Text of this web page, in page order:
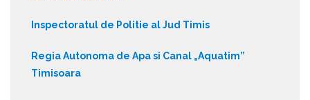
Inspectoratul de Politie al Jud Timis
Regia Autonoma de Apa si Canal „Aquatim”
Timisoara